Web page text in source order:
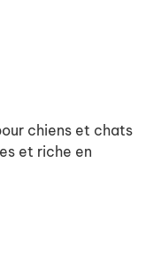
chiens et chats
et riche en